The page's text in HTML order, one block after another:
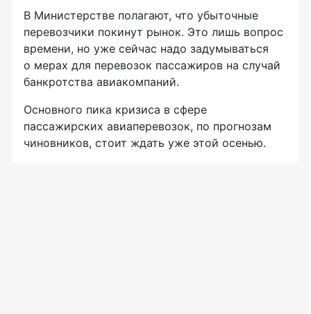
В Министерстве полагают, что убыточные
перевозчики покинут рынок. Это лишь вопрос
времени, но уже сейчас надо задумываться
о мерах для перевозок пассажиров на случай
банкротства авиакомпаний.
Основного пика кризиса в сфере
пассажирских авиаперевозок, по прогнозам
чиновников, стоит ждать уже этой осенью.